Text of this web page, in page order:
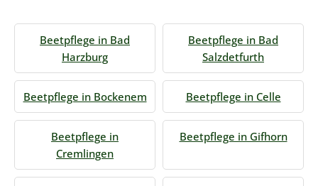
Beetpflege in Bad
Harzburg
Beetpflege in Bad
Salzdetfurth
Beetpflege in Bockenem Beetpflege in Celle
Beetpflege in
Cremlingen
Beetpflege in Gifhorn